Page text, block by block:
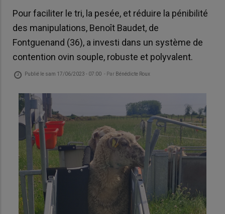
Pour faciliter le tri, la pesée, et réduire la pénibilité
des manipulations, Benoît Baudet, de
Fontguenand (36), a investi dans un système de
contention ovin souple, robuste et polyvalent.
Publié le sam 17/06/2023 - 07:00 - Par Bénédicte Roux